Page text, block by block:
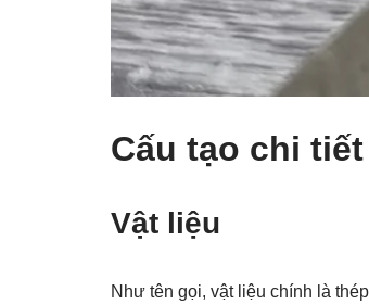
Cấu tạo chi
Vật liệu
Như tên gọi, vật liệu chính là